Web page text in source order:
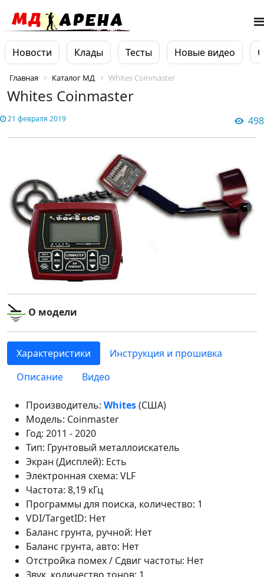
Новости Клады Тесты Новые видео
Главная Каталог МД Whites Coinmaster
Whites Coinmaster
21 февраля 2019 498
О модели
Характеристики
Инструкция и прошивка
Описание
Видео
Производитель: Whites(США)
Модель: Coinmaster
Год: 2011 - 2020
Тип: Грунтовый металлоискатель
Экран (Дисплей): Есть
Электронная схема: VLF
Частота: 8,19 кГц
Программы для поиска, количество: 1
VDI/TargetID: Нет
Баланс грунта, ручной: Нет
Баланс грунта, авто: Нет
Отстройка помех / Сдвиг частоты: Нет